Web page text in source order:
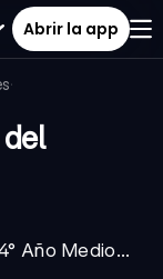
Abrir la app
·
Año Medio...